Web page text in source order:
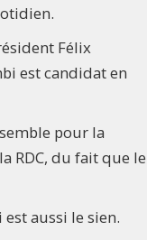
Félix
est candidat en
pour la
RDC, du fait que le
aussi le sien.